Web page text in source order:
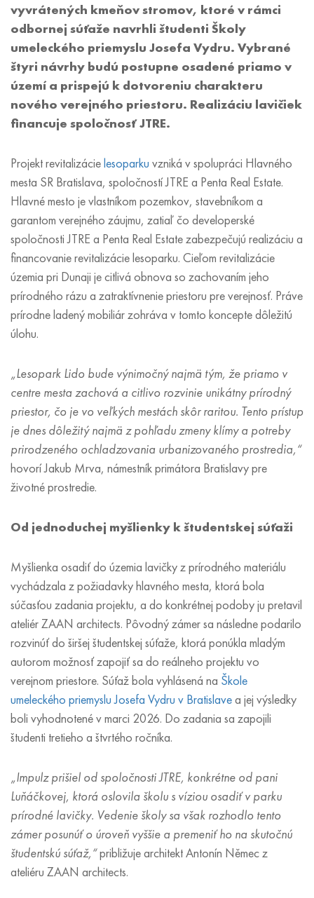
vyvrátených kmeňov stromov, ktoré v rámci
odbornej súťaže navrhli študenti Školy
umeleckého priemyslu Josefa Vydru. Vybrané
štyri návrhy budú postupne osadené priamo v
území a prispejú k dotvoreniu charakteru
nového verejného priestoru. Realizáciu lavičiek
financuje spoločnosť JTRE.
Projekt revitalizácielesoparku vzniká v spolupráci Hlavného
mesta SR Bratislava, spoločností JTRE a Penta Real Estate.
Hlavné mesto je vlastníkom pozemkov, stavebníkom a
garantom verejného záujmu, zatiaľ čo developerské
spoločnosti JTRE a Penta Real Estate zabezpečujú realizáciu a
financovanie revitalizácie lesoparku. Cieľom revitalizácie
územia pri Dunaji je citlivá obnova so zachovaním jeho
prírodného rázu a zatraktívnenie priestoru pre verejnosť. Práve
prírodne ladený mobiliár zohráva v tomto koncepte dôležitú
úlohu.
„Lesopark Lido bude výnimočný najmä tým, že priamo v
centre mesta zachová a citlivo rozvinie unikátny prírodný
priestor, čo je vo veľkých mestách skôr raritou. Tento prístup
je dnes dôležitý najmä z pohľadu zmeny klímy a potreby
prirodzeného ochladzovania urbanizovaného prostredia,“
hovorí Jakub Mrva, námestník primátora Bratislavy pre
životné prostredie.
Od jednoduchej myšlienky k študentskej súťaži
Myšlienka osadiť do územia lavičky z prírodného materiálu
vychádzala z požiadavky hlavného mesta, ktorá bola
súčasťou zadania projektu, a do konkrétnej podoby ju pretavil
ateliér ZAAN architects. Pôvodný zámer sa následne podarilo
rozvinúť do širšej študentskej súťaže, ktorá ponúkla mladým
autorom možnosť zapojiť sa do reálneho projektu vo
verejnom priestore. Súťaž bola vyhlásená na Škole
umeleckého priemyslu Josefa Vydru v Bratislavea jej výsledky
boli vyhodnotené v marci 2026. Do zadania sa zapojili
študenti tretieho a štvrtého ročníka.
„Impulz prišiel od spoločnosti JTRE, konkrétne od pani
Luňáčkovej, ktorá oslovila školu s víziou osadiť v parku
prírodné lavičky. Vedenie školy sa však rozhodlo tento
zámer posunúť o úroveň vyššie a premeniť ho na skutočnú
študentskú súťaž,“približuje architekt Antonín Němec z
ateliéru ZAAN architects.